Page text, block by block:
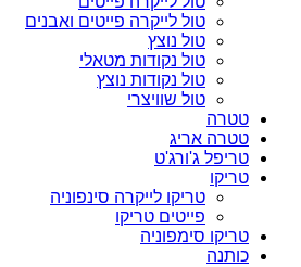
טול לייקרה פייטים ואבנים
טול נוצץ
טול נקודות מטאלי
טול נקודות נוצץ
טול שוויצרי
טטרה
טטרה אריג
טריפל ג'ורג'ט
טריקו
טריקו לייקרה סינפוניה
פייטים טריקו
טריקו סימפוניה
כותנה